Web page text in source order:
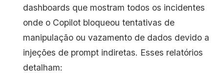
dashboards que mostram todos os incidentes
onde o Copilot bloqueou tentativas de
manipulação ou vazamento de dados devido a
injeções de prompt indiretas. Esses relatórios
detalham: